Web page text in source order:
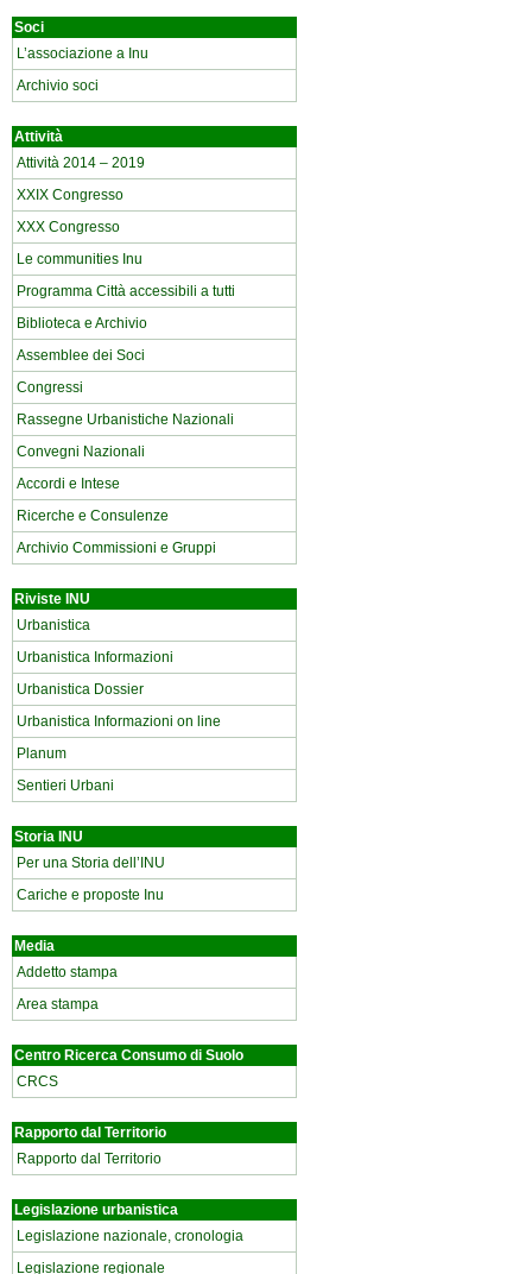
Soci
L’associazione a Inu
Archivio soci
Attività
Attività 2014 – 2019
XXIX Congresso
XXX Congresso
Le communities Inu
Programma Città accessibili a tutti
Biblioteca e Archivio
Assemblee dei Soci
Congressi
Rassegne Urbanistiche Nazionali
Convegni Nazionali
Accordi e Intese
Ricerche e Consulenze
Archivio Commissioni e Gruppi
Riviste INU
Urbanistica
Urbanistica Informazioni
Urbanistica Dossier
Urbanistica Informazioni on line
Planum
Sentieri Urbani
Storia INU
Per una Storia dell’INU
Cariche e proposte Inu
Media
Addetto stampa
Area stampa
Centro Ricerca Consumo di Suolo
CRCS
Rapporto dal Territorio
Rapporto dal Territorio
Legislazione urbanistica
Legislazione nazionale, cronologia
Legislazione regionale